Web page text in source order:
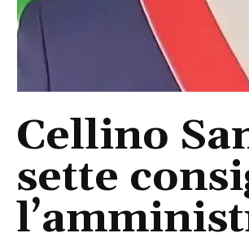
Cellino
sette